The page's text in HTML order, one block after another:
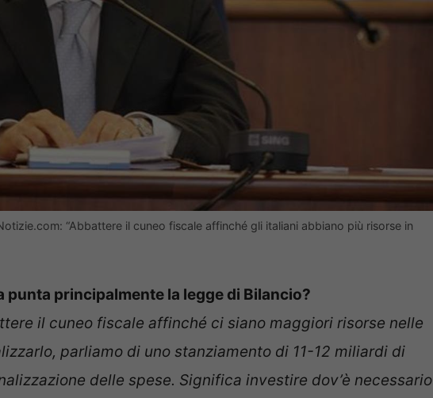
“Abbattere il cuneo fiscale affinché gli italiani abbiano più risorse in
punta principalmente la legge di Bilancio?
il cuneo fiscale affinché ci siano maggiori risorse nelle
parliamo di uno stanziamento di 11-12 miliardi di
delle spese. Significa investire dov’è necessario